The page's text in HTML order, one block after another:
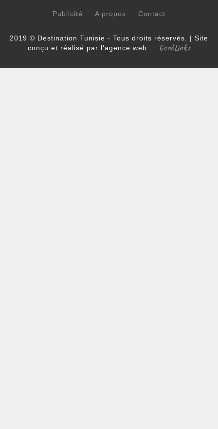
Publicité A propos Contact
2019 © Destination Tunisie - Tous droits réservés. | Site
conçu et réalisé par l'agence web
GoodLinks